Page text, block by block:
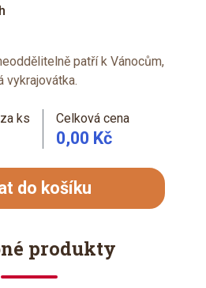
patří k Vánocům,
vykrajovátka.
ks Celková cena
0,00 Kč
do košíku
produkty